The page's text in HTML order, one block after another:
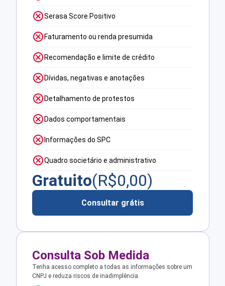
Serasa Score Positivo
Faturamento ou renda presumida
Recomendação e limite de crédito
Dívidas, negativas e anotações
Detalhamento de protestos
Dados comportamentais
Informações do SPC
Quadro societário e administrativo
Gratuito(R$0,00)
Consultar grátis
Consulta Sob Medida
Tenha acesso completo a todas as informações sobre um
CNPJ e reduza riscos de inadimplência.